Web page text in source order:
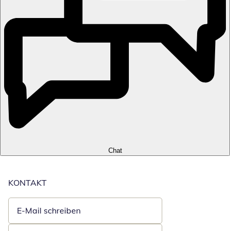
Chat
KONTAKT
E-Mail schreiben
Öffnet E-Mail-Client